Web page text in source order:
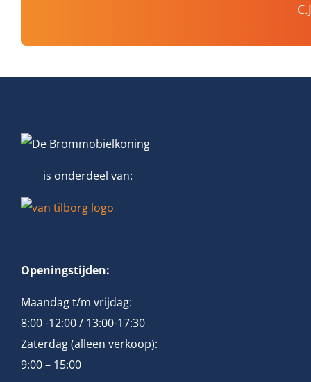
is onderdeel van:
Openingstijden:
Maandag t/m vrijdag:
8:00 -12:00 / 13:00-17:30
Zaterdag (alleen verkoop):
9:00 – 15:00